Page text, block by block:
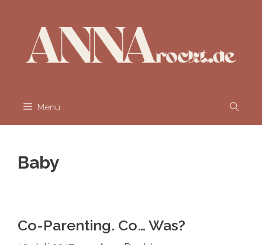
springen
Menü
Baby
Co-Parenting. Co… Was?